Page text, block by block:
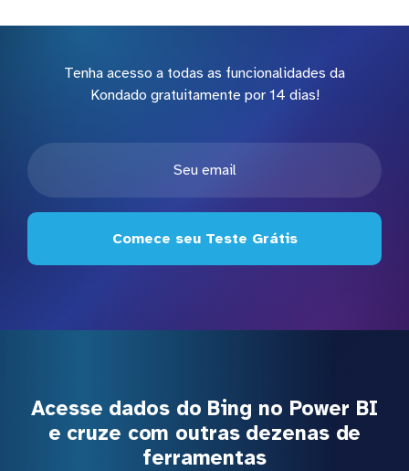
Tenha acesso a todas as funcionalidades da
Kondado gratuitamente por 14 dias!
Comece seu Teste Grátis
Acesse dados do Bing no Power BI
e cruze com outras dezenas de
ferramentas